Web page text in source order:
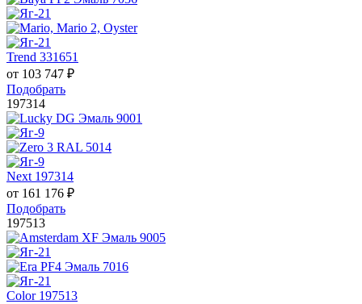
Trend 331651
от 103 747 ₽
Подобрать
197314
Next 197314
от 161 176 ₽
Подобрать
197513
Color 197513